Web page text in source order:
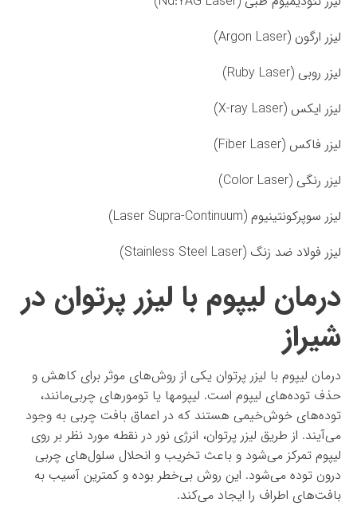
لیزر ارگون (Argon Laser)
لیزر روبی (Ruby Laser)
لیزر ایکس (X-ray Laser)
لیزر فاکس (Fiber Laser)
لیزر رنگی (Color Laser)
لیزر سوپرکونتینیوم (Laser Supra-Continuum)
لیزر فولاد ضد زنگ (Stainless Steel Laser)
درمان لیپوم با لیزر پرتوان در
شیراز
درمان لیپوم با لیزر پرتوان یکی از روش‌های موثر برای کاهش و
حذف توده‌های لیپوم است. لیپومها یا تومورهای چربی‌مانند،
توده‌های خوش‌خیمی هستند که در اعماق بافت چربی به وجود
می‌آیند. از طریق لیزر پرتوان، انرژی نور در نقطه مورد نظر بر روی
لیپوم تمرکز می‌شود و باعث تخریب و انحلال سلول‌های چربی
درون توده می‌شود. این روش بی‌خطر بوده و کمترین آسیب به
بافت‌های اطراف را ایجاد می‌کند.